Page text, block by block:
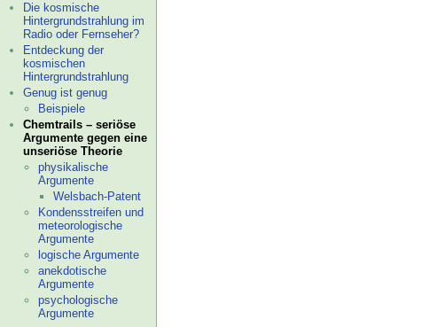
Die kosmische
Hintergrundstrahlung im
Radio oder Fernseher?
Entdeckung der
kosmischen
Hintergrundstrahlung
Genug ist genug
Beispiele
Chemtrails – seriöse
Argumente gegen eine
unseriöse Theorie
physikalische
Argumente
Welsbach-Patent
Kondensstreifen und
meteorologische
Argumente
logische Argumente
anekdotische
Argumente
psychologische
Argumente